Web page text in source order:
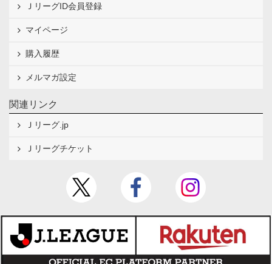
ＪリーグID会員登録
マイページ
購入履歴
メルマガ設定
関連リンク
Ｊリーグ.jp
Ｊリーグチケット